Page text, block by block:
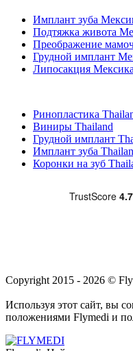
Имплант зуба
Подтяжка живота
Преображение
Грудной имплант
Липосакция Мексика
Ринопластика
Виниры Thailand
Грудной имплант
Имплант зуба
Коронки на зуб
Copyright 2015 - 2026 ©
Используя этот сайт, вы
положениями Flymedi и